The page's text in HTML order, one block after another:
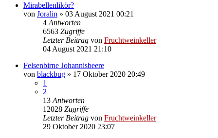
Mirabellenlikör?
von Joralin » 03 August 2021 00:21
4 Antworten
6563 Zugriffe
Letzter Beitrag von Fruchtweinkeller
04 August 2021 21:10
Felsenbirne Johannisbeere
von blackbug » 17 Oktober 2020 20:49
1
2
13 Antworten
12028 Zugriffe
Letzter Beitrag von Fruchtweinkeller
29 Oktober 2020 23:07